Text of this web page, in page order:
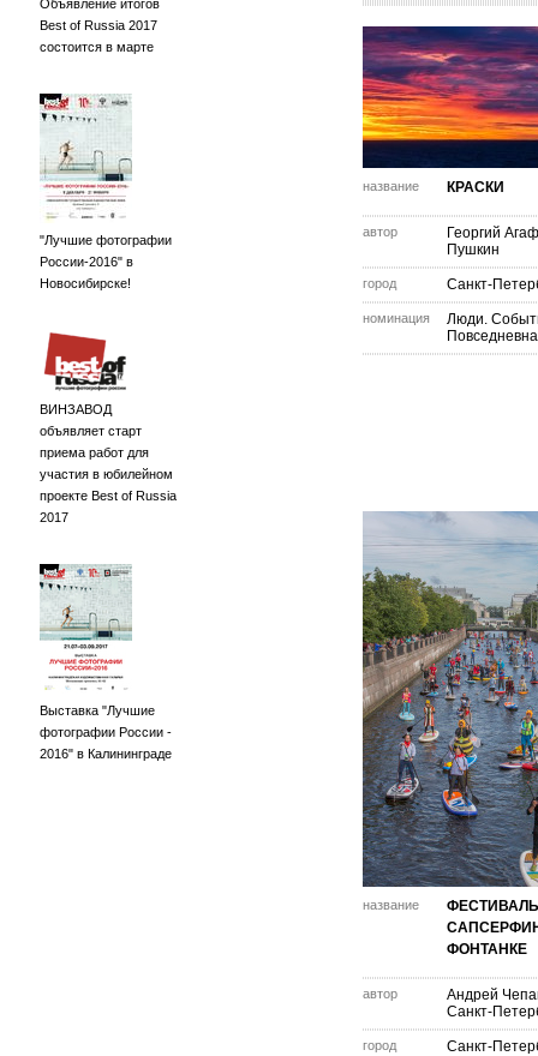
Объявление итогов
Best of Russia 2017
состоится в марте
"Лучшие фотографии
России-2016" в
Новосибирске!
ВИНЗАВОД
объявляет старт
приема работ для
участия в юбилейном
проекте Best of Russia
2017
Выставка "Лучшие
фотографии России -
2016" в Калининграде
название КРАСКИ
автор
Георгий
Пушкин
город Санкт-
номинация
Люди.
название
ФЕСТИВАЛЬ
ФОНТАНКЕ
автор
Андрей
Санкт-
город Санкт-